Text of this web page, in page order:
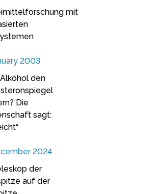
mit
2003
den
Die
sagt:
2024
der
auf der